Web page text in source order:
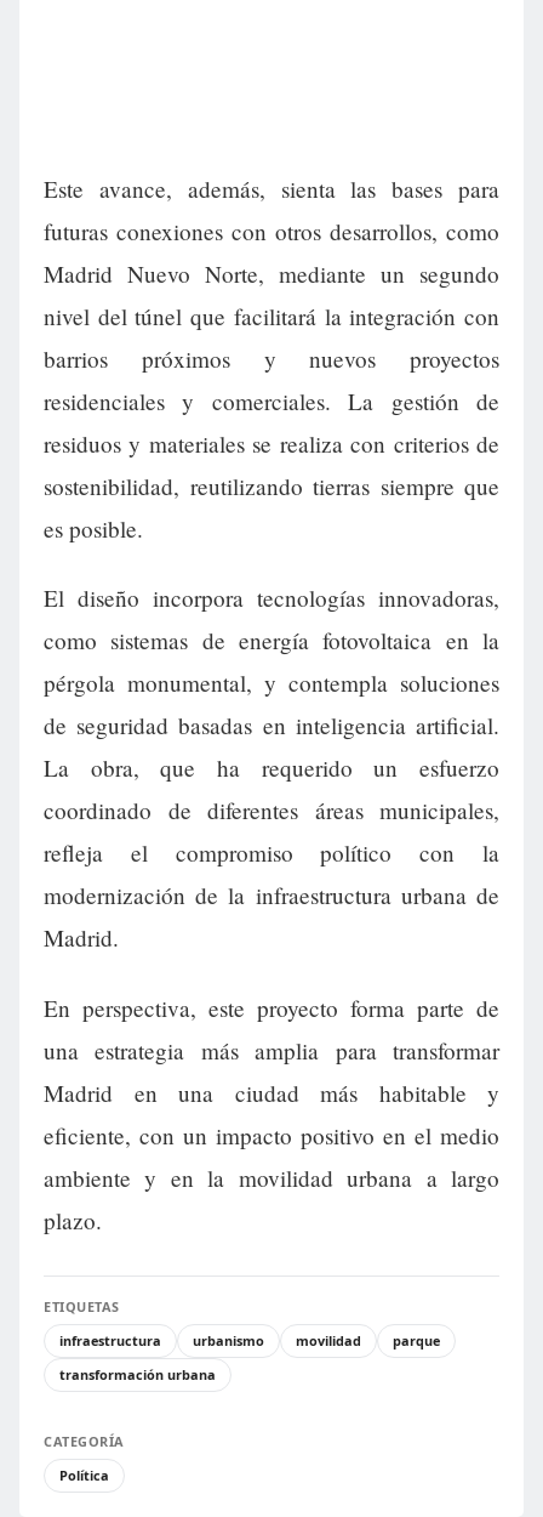
Este avance, además, sienta las bases para
futuras conexiones con otros desarrollos, como
Madrid Nuevo Norte, mediante un segundo
nivel del túnel que facilitará la integración con
barrios próximos y nuevos proyectos
residenciales y comerciales. La gestión de
residuos y materiales se realiza con criterios de
sostenibilidad, reutilizando tierras siempre que
es posible.
El diseño incorpora tecnologías innovadoras,
como sistemas de energía fotovoltaica en la
pérgola monumental, y contempla soluciones
de seguridad basadas en inteligencia artificial.
La obra, que ha requerido un esfuerzo
coordinado de diferentes áreas municipales,
refleja el compromiso político con la
modernización de la infraestructura urbana de
Madrid.
En perspectiva, este proyecto forma parte de
una estrategia más amplia para transformar
Madrid en una ciudad más habitable y
eficiente, con un impacto positivo en el medio
ambiente y en la movilidad urbana a largo
plazo.
ETIQUETAS
infraestructura
urbanismo movilidad
parque
transformación urbana
CATEGORÍA
Política